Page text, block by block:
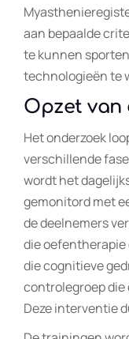
aan bepaalde
te kunnen
technologieën te
Opzet van
Het onderzoek
verschillende
wordt het
gemonitord met
de deelnemers
die oefentherapie
die cognitieve
controlegroep
Deze interventie